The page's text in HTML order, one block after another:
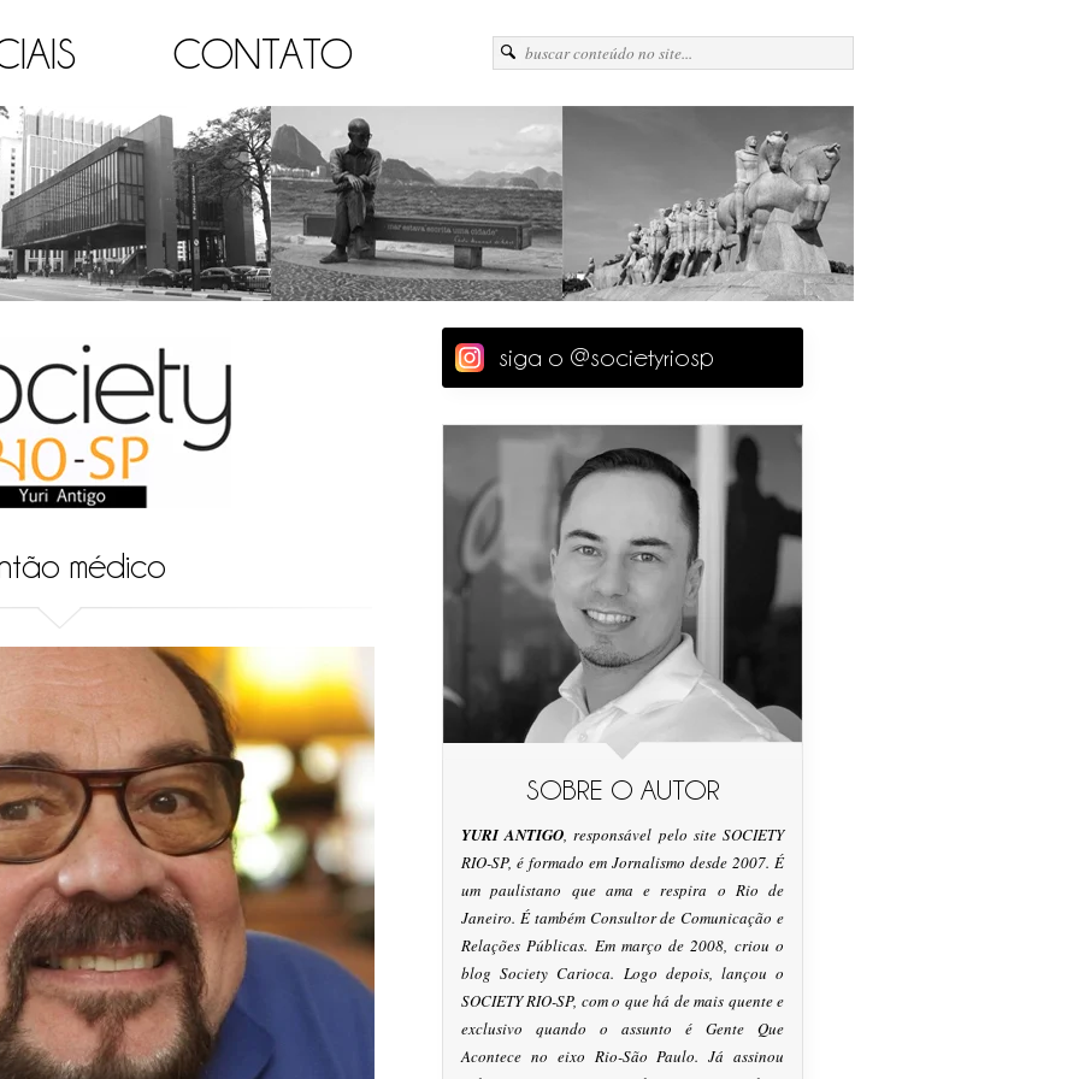
CONTATO
médico
siga o @societyriosp
SOBRE O AUTOR
YURI ANTIGO, responsável pelo site SOCIETY
RIO-SP, é formado em Jornalismo desde 2007. É
um paulistano que ama e respira o Rio de
Janeiro. É também Consultor de Comunicação e
Relações Públicas. Em março de 2008, criou o
blog Society Carioca. Logo depois, lançou o
SOCIETY RIO-SP, com o que há de mais quente e
exclusivo quando o assunto é Gente Que
Acontece no eixo Rio-São Paulo. Já assinou